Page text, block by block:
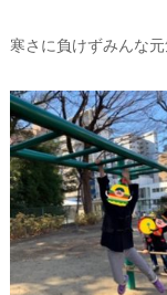
寒さに負けずみんな